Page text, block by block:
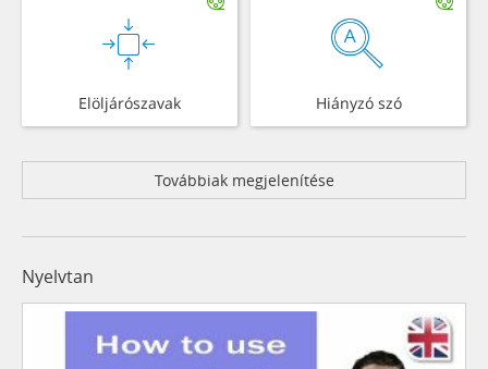
Elöljárószavak Hiányzó szó
Továbbiak megjelenítése
Nyelvtan